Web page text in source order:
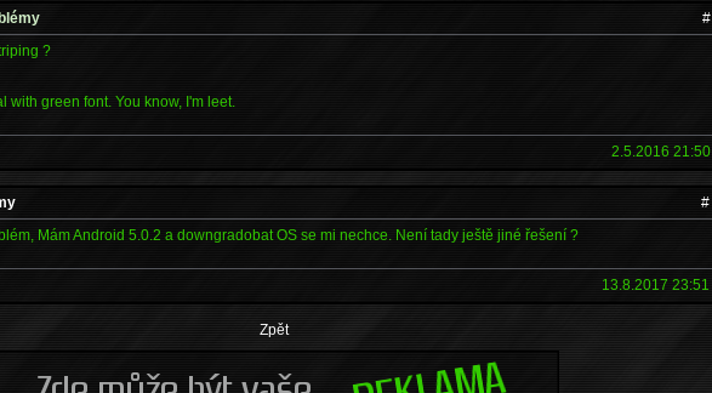
#
?
with green font. You know, I'm leet.
2.5.2016 21:50
#
Mám Android 5.0.2 a downgradobat OS se mi nechce. Není tady ještě jiné řešení ?
13.8.2017 23:51
Zpět